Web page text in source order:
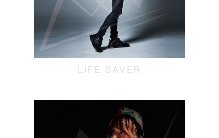
LIFE SAVER